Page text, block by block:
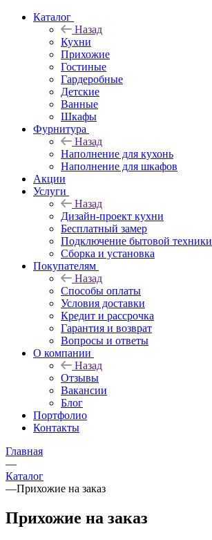
Каталог
Назад
Кухни
Прихожие
Гостиные
Гардеробные
Детские
Ванные
Шкафы
Фурнитура
Назад
Наполнение для кухонь
Наполнение для шкафов
Акции
Услуги
Назад
Дизайн-проект кухни
Бесплатный замер
Подключение бытовой техники
Сборка и установка
Покупателям
Назад
Способы оплаты
Условия доставки
Кредит и рассрочка
Гарантия и возврат
Вопросы и ответы
О компании
Назад
Отзывы
Вакансии
Блог
Портфолио
Контакты
Главная
—
Каталог
—Прихожие на заказ
Прихожие на заказ